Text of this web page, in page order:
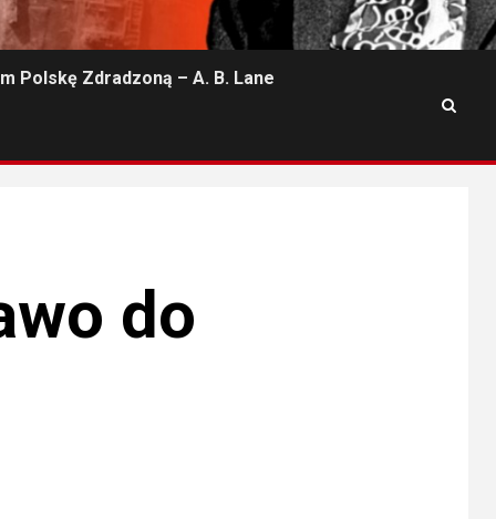
Polskę Zdradzoną – A. B. Lane
do